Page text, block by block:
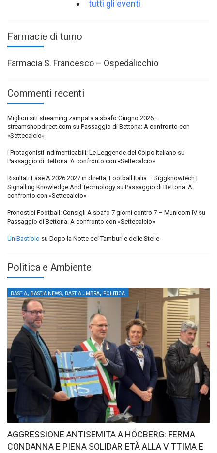
tutti gli eventi
Farmacie di turno
Farmacia S. Francesco – Ospedalicchio
Commenti recenti
Migliori siti streaming zampata a sbafo Giugno 2026 –
streamshopdirect.com su Passaggio di Bettona: A confronto con
«Settecalcio»
I Protagonisti Indimenticabili: Le Leggende del Colpo Italiano su
Passaggio di Bettona: A confronto con «Settecalcio»
Risultati Fase A 2026 2027 in diretta, Football Italia – Siggknowtech |
Signalling Knowledge And Technology su Passaggio di Bettona: A
confronto con «Settecalcio»
Pronostici Football: Consigli A sbafo 7 giorni contro 7 – Municorn IV su
Passaggio di Bettona: A confronto con «Settecalcio»
Un Bastiolo su Dopo la Notte dei Tamburi e delle Stelle
Politica e Ambiente
BASTIA, BASTIA NEWS, BASTIA UMBRA, POLITICA
AGGRESSIONE ANTISEMITA A HÖCBERG: FERMA
CONDANNA E PIENA SOLIDARIETÀ ALLA VITTIMA E